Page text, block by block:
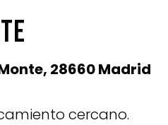
28660 Madrid
cercano.